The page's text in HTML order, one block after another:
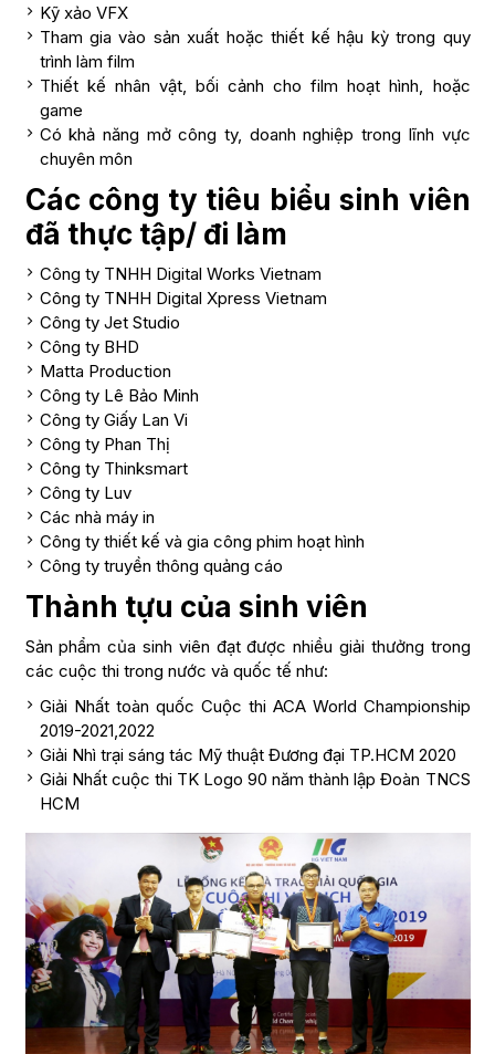
Kỹ xảo VFX
Tham gia vào sản xuất hoặc thiết kế hậu kỳ trong quy
trình làm film
Thiết kế nhân vật, bối cảnh cho film hoạt hình, hoặc
game
Có khả năng mở công ty, doanh nghiệp trong lĩnh vực
chuyên môn
Các công ty tiêu biểu sinh viên
đã thực tập/ đi làm
Công ty TNHH Digital Works Vietnam
Công ty TNHH Digital Xpress Vietnam
Công ty Jet Studio
Công ty BHD
Matta Production
Công ty Lê Bảo Minh
Công ty Giấy Lan Vi
Công ty Phan Thị
Công ty Thinksmart
Công ty Luv
Các nhà máy in
Công ty thiết kế và gia công phim hoạt hình
Công ty truyền thông quảng cáo
Thành tựu của sinh viên
Sản phẩm của sinh viên đạt được nhiều giải thưởng trong
các cuộc thi trong nước và quốc tế như:
Giải Nhất toàn quốc Cuộc thi ACA World Championship
2019-2021,2022
Giải Nhì trại sáng tác Mỹ thuật Đương đại TP.HCM 2020
Giải Nhất cuộc thi TK Logo 90 năm thành lập Đoàn TNCS
HCM